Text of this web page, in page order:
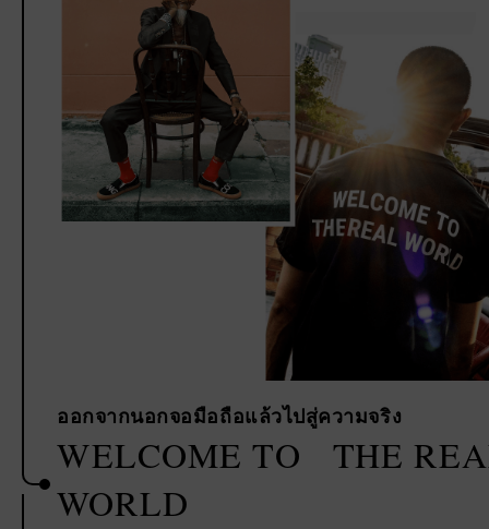
ออกจากนอกจอมือถือแล้วไปสู่ความจริง
WELCOME TO THE
WORLD